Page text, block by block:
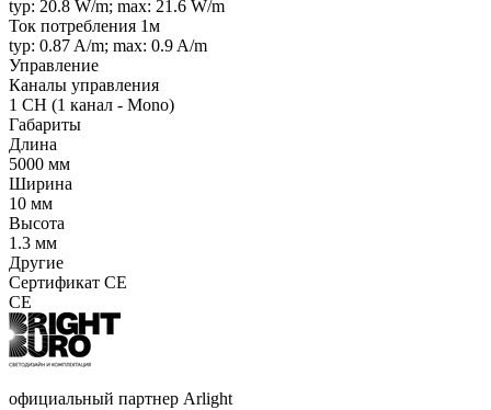
typ: 20.8 W/m; max: 21.6 W/m
Ток потребления 1м
typ: 0.87 A/m; max: 0.9 A/m
Управление
Каналы управления
1 CH (1 канал - Mono)
Габариты
Длина
5000 мм
Ширина
10 мм
Высота
1.3 мм
Другие
Сертификат CE
CE
официальный партнер Arlight